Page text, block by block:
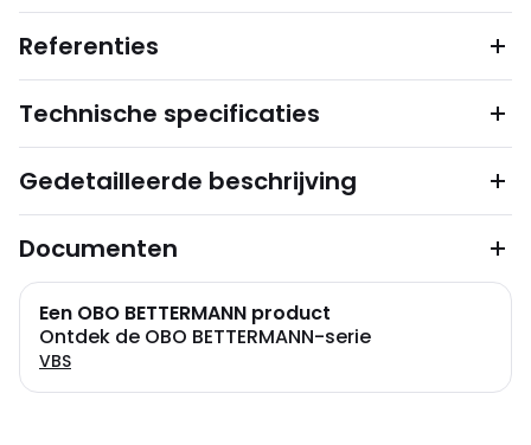
Referenties
Technische specificaties
Gedetailleerde beschrijving
Documenten
Een OBO BETTERMANN product
Ontdek de OBO BETTERMANN-serie
VBS